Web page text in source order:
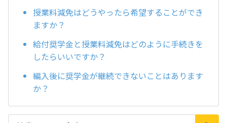
授業料減免はどうやったら希望することができ
ますか？
給付奨学金と授業料減免はどのように手続きを
したらいいですか？
編入後に奨学金が継続できないことはあります
か？